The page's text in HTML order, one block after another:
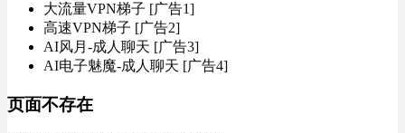
大流量VPN梯子 [广告1]
高速VPN梯子 [广告2]
AI风月-成人聊天 [广告3]
AI电子魅魔-成人聊天 [广告4]
页面不存在